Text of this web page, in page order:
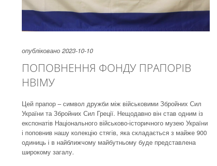
опубліковано 2023-10-10
ПОПОВНЕННЯ ФОНДУ ПРАПОРІВ
НВІМУ
Цей прапор – символ дружби між військовими Збройних Сил
України та Збройних Сил Греції. Нещодавно він став одним із
експонатів Національного військово-історичного музею України
і поповнив нашу колекцію стягів, яка складається з майже 900
одиниць і в найближчому майбутньому буде представлена
широкому загалу.